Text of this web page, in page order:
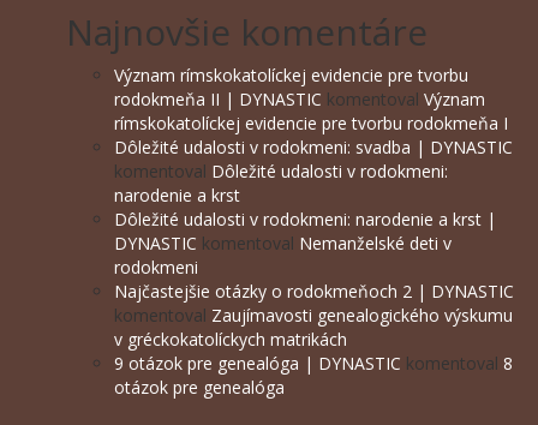
Najnovšie komentáre
Význam rímskokatolíckej evidencie pre tvorbu
rodokmeňa II | DYNASTIC komentoval Význam
rímskokatolíckej evidencie pre tvorbu rodokmeňa I
Dôležité udalosti v rodokmeni: svadba | DYNASTIC
komentoval Dôležité udalosti v rodokmeni:
narodenie a krst
Dôležité udalosti v rodokmeni: narodenie a krst |
DYNASTIC komentoval Nemanželské deti v
rodokmeni
Najčastejšie otázky o rodokmeňoch 2 | DYNASTIC
komentoval Zaujímavosti genealogického výskumu
v gréckokatolíckych matrikách
9 otázok pre genealóga | DYNASTIC komentoval 8
otázok pre genealóga